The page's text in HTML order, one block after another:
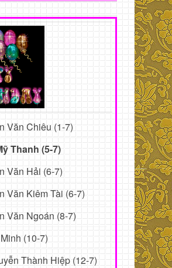
Văn Chiêu (1-7)
Thanh (5-7)
Văn Hải (6-7)
Văn Kiêm Tài (6-7)
Văn Ngoán (8-7)
(10-7)
Thành Hiệp (12-7)